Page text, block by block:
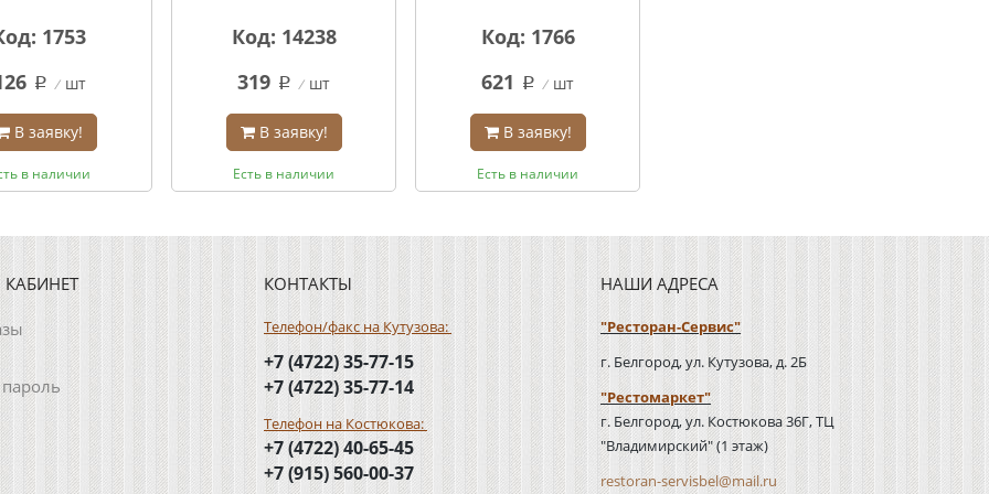
1753
q шт
В заявку!
в наличии
Код: 14238
319 q шт
В заявку!
Есть в наличии
Код: 1766
621
q шт
В заявку!
Есть в наличии
КОНТАКТЫ
Телефон/факс на Кутузова:
+7 (4722) 35-77-15
+7 (4722) 35-77-14
Телефон на Костюкова:
+7 (4722) 40-65-45
+7 (915) 560-00-37
НАШИ АДРЕСА
"Ресторан-Сервис"
г. Белгород, ул. Кутузова, д. 2Б
"Рестомаркет"
г. Белгород, ул. Костюкова 36Г, ТЦ
"Владимирский" (1 этаж)
restoran-servisbel@mail.ru